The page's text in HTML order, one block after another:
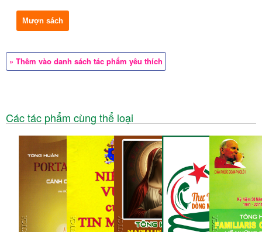
Mượn sách
» Thêm vào danh sách tác phẩm yêu thích
Các tác phẩm cùng thể loại